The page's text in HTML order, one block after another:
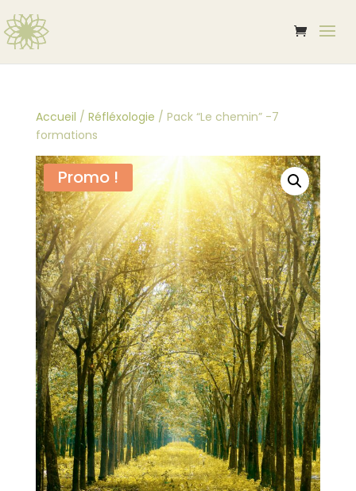
Accueil / Réfléxologie / Pack “Le chemin” -7
formations
Promo !